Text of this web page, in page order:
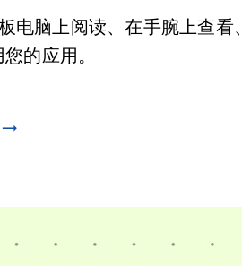
脑上阅读、在手腕上查看、
的应用。
→